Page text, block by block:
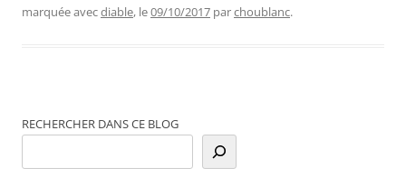
marquée avecdiable, le09/10/2017 parchoublanc.
RECHERCHER DANS CE BLOG